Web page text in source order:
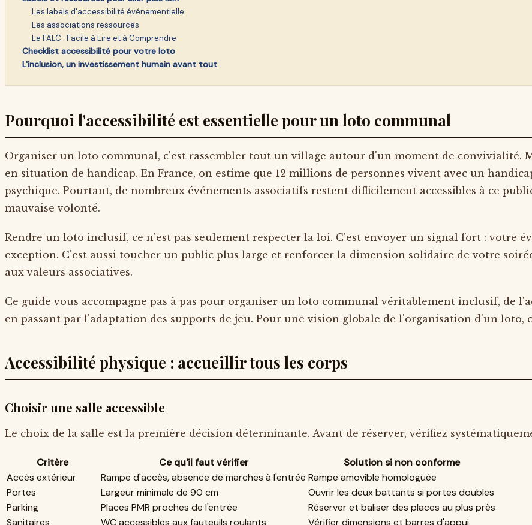
Les labels d'accessibilité événementielle
Les associations ressources
Le FALC : Facile à Lire et à Comprendre
Checklist accessibilité pour votre loto
L'inclusion, un investissement humain avant tout
Pourquoi l'accessibilité est essentielle pour un loto communal
Organiser un loto communal, c'est rassembler tout un village autour d'un moment de convivialité.
en situation de handicap. En France, on estime que 12 millions de personnes vivent avec un
psychique. Pourtant, de nombreux événements associatifs restent difficilement accessibles à ce
mauvaise volonté.
Rendre un loto inclusif, ce n'est pas seulement respecter la loi. C'est envoyer un signal fort : votre
exception. C'est aussi toucher un public plus large et renforcer la dimension solidaire de votre
aux valeurs associatives.
Ce guide vous accompagne pas à pas pour organiser un loto communal véritablement inclusif, de
en passant par l'adaptation des supports de jeu. Pour une vision globale de l'organisation d'un loto,
Accessibilité physique : accueillir tous les corps
Choisir une salle accessible
Le choix de la salle est la première décision déterminante. Avant de réserver, vérifiez
Critère Ce qu'il faut vérifier
Solution si non conforme
Accès extérieur
Rampe d'accès, absence de marches à l'entrée Rampe amovible homologuée
Portes
Largeur minimale de 90 cm
Ouvrir les deux battants si portes doubles
Parking
Places PMR proches de l'entrée
Réserver et baliser des places au plus près
Sanitaires
WC accessibles aux fauteuils roulants
Vérifier dimensions et barres d'appui